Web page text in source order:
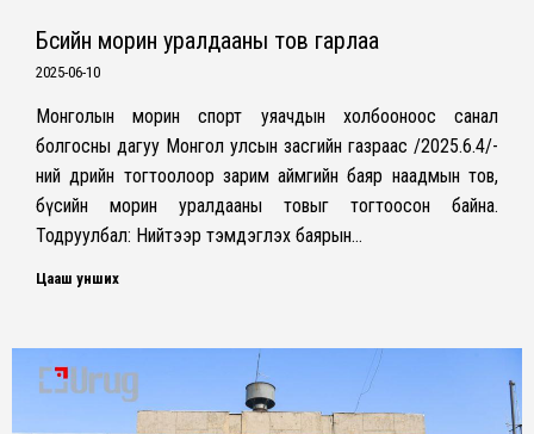
Бүсийн морин уралдааны тов гарлаа
2025-06-10
Монголын морин спорт уяачдын холбооноос санал
болгосны дагуу Монгол улсын засгийн газраас /2025.6.4/-
ний өдрийн тогтоолоор зарим аймгийн баяр наадмын тов,
бүсийн морин уралдааны товыг тогтоосон байна.
Тодруулбал: Нийтээр тэмдэглэх баярын…
Цааш унших